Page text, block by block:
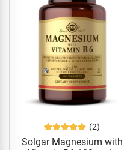
(2)
Solgar Magnesium with